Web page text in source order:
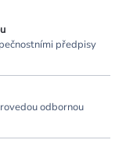
předpisy
odbornou